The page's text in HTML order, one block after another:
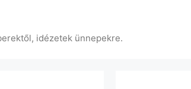
idézetek ünnepekre.